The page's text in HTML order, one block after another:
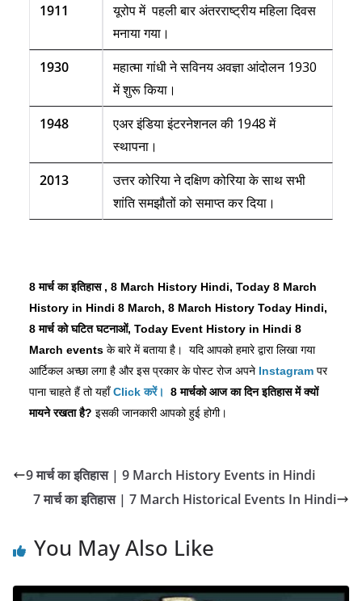
1911
यूरोप में पहली बार अंतरराष्ट्रीय महिला दिवस
मनाया गया।
1930
महात्मा गांधी ने सविनय अवज्ञा आंदोलन 1930
में शुरू किया।
1948
एअर इंडिया इंटरनेशनल की 1948 में
स्थापना।
2013
उत्तर कोरिया ने दक्षिण कोरिया के साथ सभी
शांति समझौतों को समाप्त कर दिया।
8 मार्च का इतिहास , 8 March History Hindi, Today 8 March
History in Hindi 8 March, 8 March History Today Hindi,
8 मार्च को घटित घटनाओं, Today Event History in Hindi 8
March events के बारे में बताया है। यदि आपको हमारे द्वारा लिखा गया
आर्टिकल अच्छा लगा है और इस प्रकार के पोस्ट रोज अपने Instagram पर
पाना चाहते हैं तो यहाँClickकरें। 8 मार्चकोआजकादिनइतिहासमेंक्यों
मायनेरखताहै? इसकी जानकारी आपको हुई होगी।
9 मार्च का इतिहास | 9 March History Events in Hindi
7 मार्च का इतिहास | 7 March Historical Events In Hindi
You May Also Like